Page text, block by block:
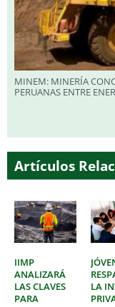
MINEM: MINERÍA
PERUANAS ENTRE
Artículos
IIMP
ANALIZARÁ
LAS CLAVES
PARA
LA